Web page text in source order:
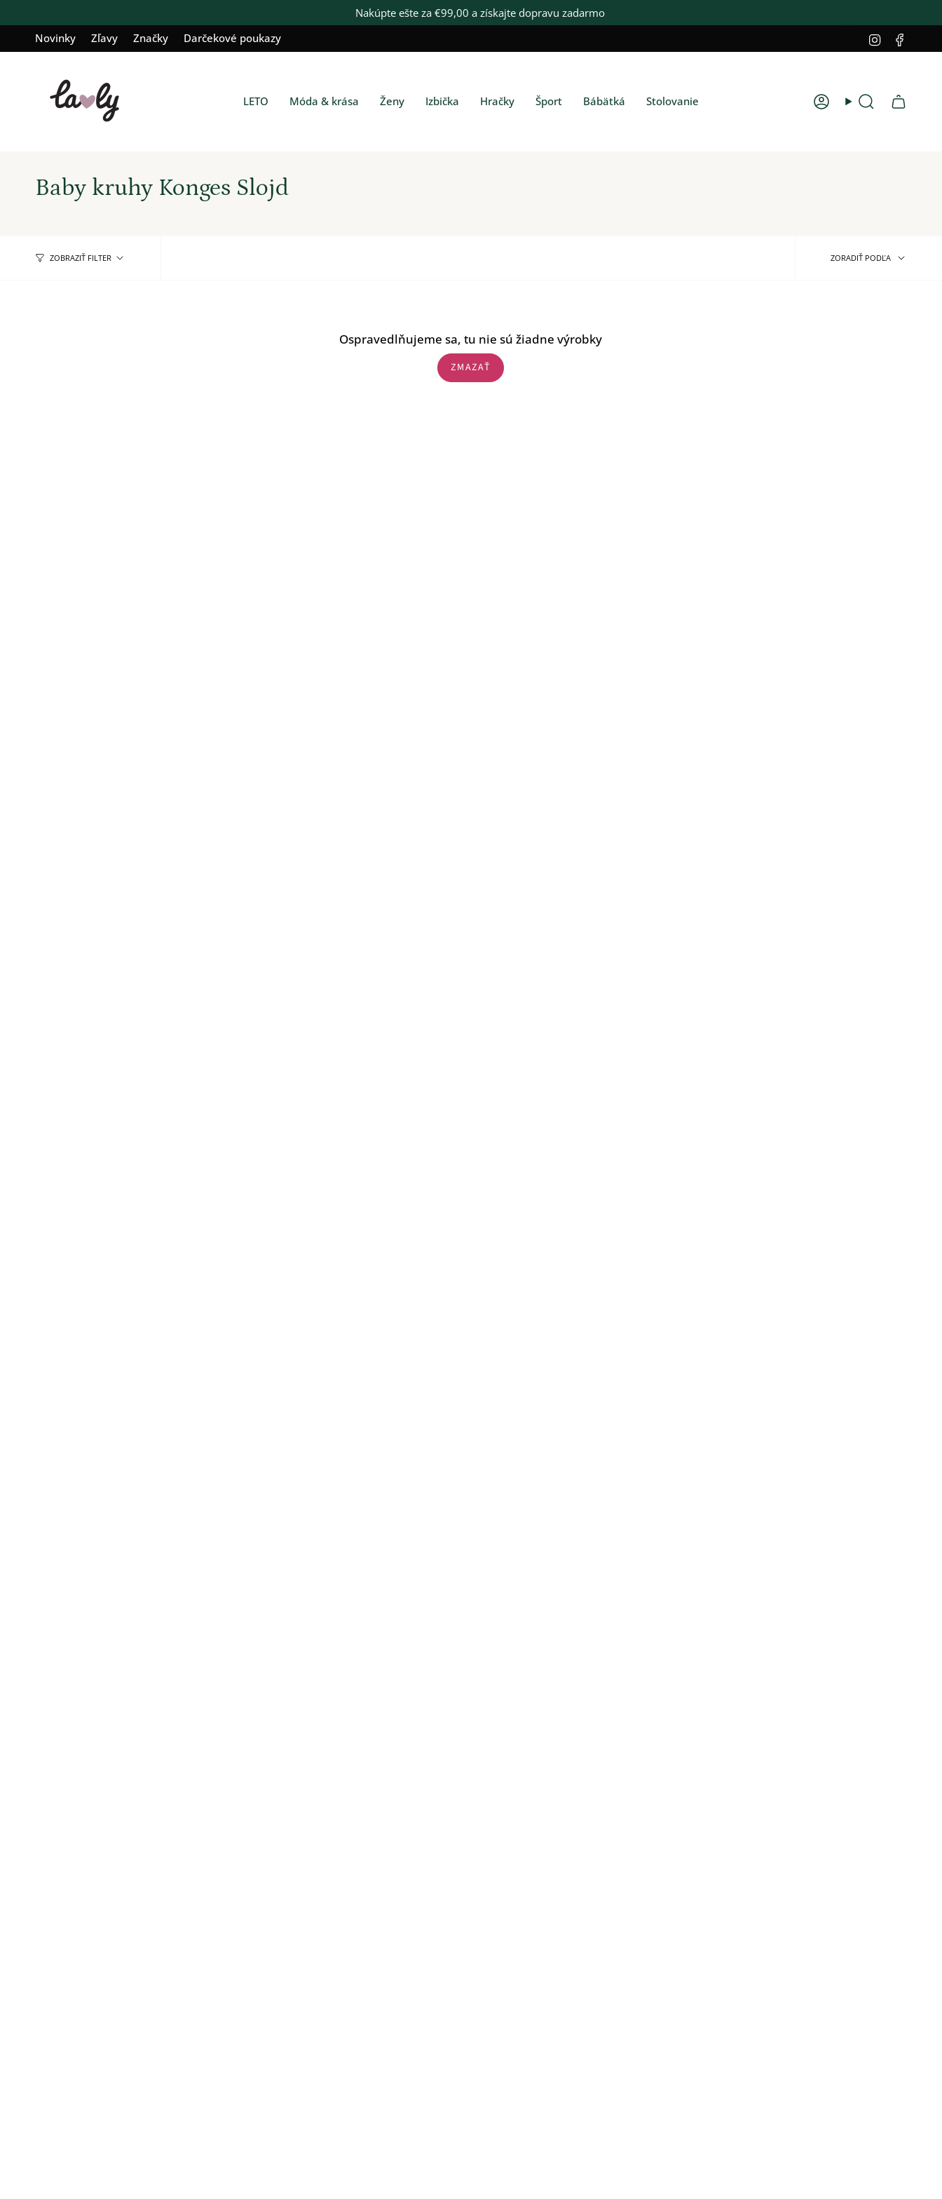
k
obsahu
Nakúpte ešte za €99,00 a získajte dopravu zadarmo
Novinky
Zľavy Značky Darčekové poukazy Instagram
LETO Móda & krása Ženy Izbička Hračky Šport Bábätká Stolovanie Účet Hľadať
Baby kruhy Konges Slojd
ZOBRAZIŤ FILTER
Zoradiť
ZORADIŤ PODĽA
Ospravedlňujeme sa, tu nie sú žiadne výrobky
ZMAZAŤ